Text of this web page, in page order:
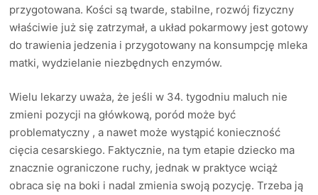
przygotowana. Kości są twarde, stabilne, rozwój fizyczny
właściwie już się zatrzymał, a układ pokarmowy jest gotowy
do trawienia jedzenia i przygotowany na konsumpcję mleka
matki, wydzielanie niezbędnych enzymów.
Wielu lekarzy uważa, że jeśli w 34. tygodniu maluch nie
zmieni pozycji na główkową, poród może być
problematyczny , a nawet może wystąpić konieczność
cięcia cesarskiego. Faktycznie, na tym etapie dziecko ma
znacznie ograniczone ruchy, jednak w praktyce wciąż
obraca się na boki i nadal zmienia swoją pozycję. Trzeba ją